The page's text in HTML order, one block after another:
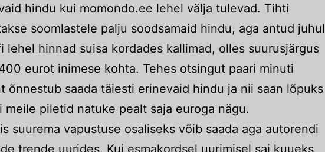
hindu kui momondo.ee lehel välja tulevad. Tihti
soomlastele palju soodsamaid hindu, aga antud juhul
lehel hinnad suisa kordades kallimad, olles suurusjärgus
eurot inimese kohta. Tehes otsingut paari minuti
õnnestub saada täiesti erinevaid hindu ja nii saan lõpuks
meile piletid natuke pealt saja euroga nägu.
suurema vapustuse osaliseks võib saada aga autorendi
trende uurides. Kui esmakordsel uurimisel sai kuueks